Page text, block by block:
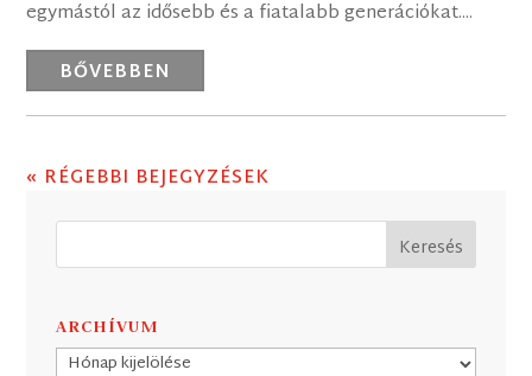
egymástól az idősebb és a fiatalabb generációkat....
BŐVEBBEN
« RÉGEBBI BEJEGYZÉSEK
ARCHÍVUM
Archívum